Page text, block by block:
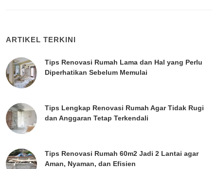
ARTIKEL TERKINI
Tips Renovasi Rumah Lama dan Hal yang Perlu
Diperhatikan Sebelum Memulai
Tips Lengkap Renovasi Rumah Agar Tidak Rugi
dan Anggaran Tetap Terkendali
Tips Renovasi Rumah 60m2 Jadi 2 Lantai agar
Aman, Nyaman, dan Efisien